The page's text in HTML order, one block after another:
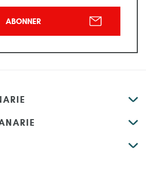
ABONNER